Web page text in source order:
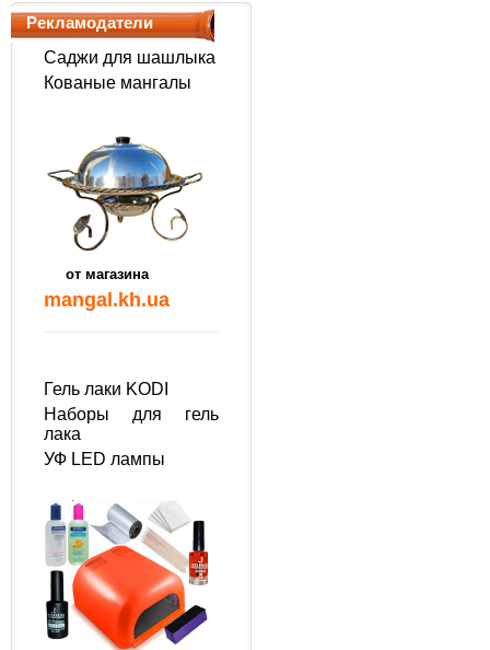
Рекламодатели
Саджи для шашлыка
Кованые мангалы
от магазина
mangal.kh.ua
Гель лаки KODI
Наборы для гель
лака
УФ LED лампы